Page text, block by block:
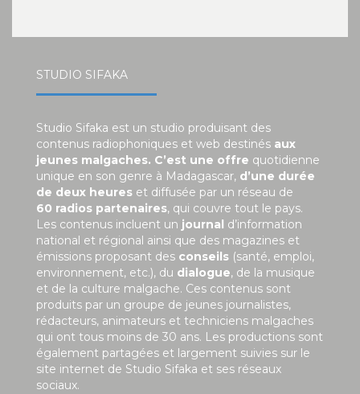
STUDIO SIFAKA
Studio Sifaka est un studio produisant des
contenus radiophoniques et web destinés aux
jeunes malgaches. C’est une offre quotidienne
unique en son genre à Madagascar, d’une durée
de deux heures et diffusée par un réseau de
60 radios partenaires, qui couvre tout le pays.
Les contenus incluent un journal d’information
national et régional ainsi que des magazines et
émissions proposant des conseils (santé, emploi,
environnement, etc.), du dialogue, de la musique
et de la culture malgache. Ces contenus sont
produits par un groupe de jeunes journalistes,
rédacteurs, animateurs et techniciens malgaches
qui ont tous moins de 30 ans. Les productions sont
également partagées et largement suivies sur le
site internet de Studio Sifaka et ses réseaux
sociaux.